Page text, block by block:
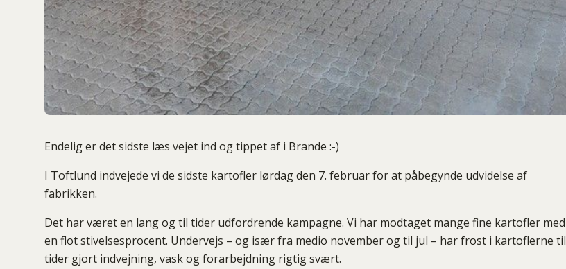
Endelig er det sidste læs vejet ind og tippet af i Brande :-)
I Toftlund indvejede vi de sidste kartofler lørdag den 7. februar for at påbegynde udvidelse af
fabrikken.
Det har været en lang og til tider udfordrende kampagne. Vi har modtaget mange fine kartofler med
en flot stivelsesprocent. Undervejs – og især fra medio november og til jul – har frost i kartoflerne til
tider gjort indvejning, vask og forarbejdning rigtig svært.